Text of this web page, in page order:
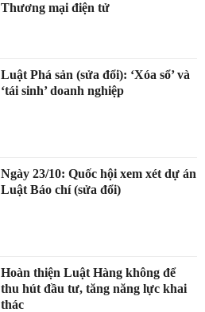
Thương mại điện tử
Luật Phá sản (sửa đổi): ‘Xóa sổ’ và
‘tái sinh’ doanh nghiệp
Ngày 23/10: Quốc hội xem xét dự án
Luật Báo chí (sửa đổi)
Hoàn thiện Luật Hàng không để
thu hút đầu tư, tăng năng lực khai
thác